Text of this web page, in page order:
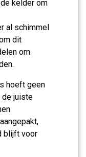
kelder om
al schimmel
dit
om
hoeft geen
de juiste
blijft voor